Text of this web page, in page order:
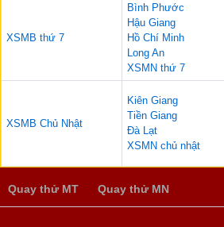
XSMB thứ 7
Bình Phước
Hậu Giang
Hồ Chí Minh
Long An
XSMN thứ 7
XSMB Chủ Nhật
Kiên Giang
Tiền Giang
Đà Lạt
XSMN chủ nhật
Quay thử MT Quay thử MN